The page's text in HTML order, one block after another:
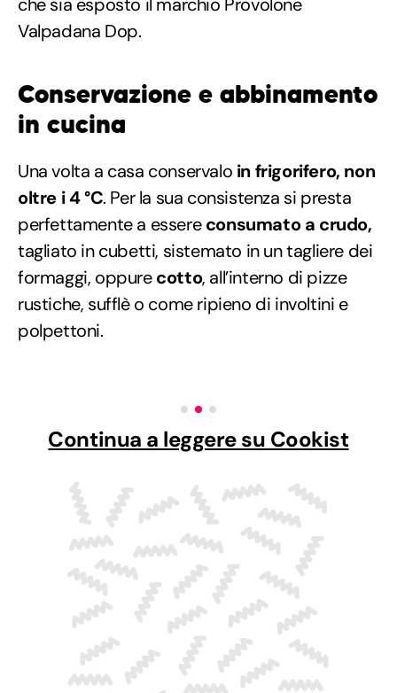
Valpadana Dop.
Conservazione e abbinamento
in cucina
Una volta a casa conservalo in frigorifero, non
oltre i 4 °C. Per la sua consistenza si presta
perfettamente a essereconsumato a crudo,
tagliato in cubetti, sistemato in un tagliere dei
formaggi, oppurecotto, all’interno di pizze
rustiche, sufflè o come ripieno di involtini e
polpettoni.
Continua a leggere su Cookist